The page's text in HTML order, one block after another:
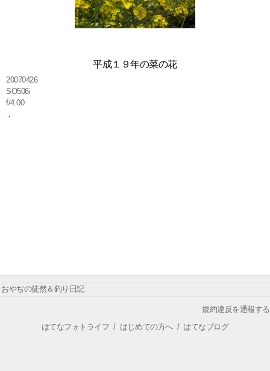
平成１９年の菜の花
20070426
SO506i
f/4.00
おやぢの徒然＆釣り日記
規約違反を通報する
はてなフォトライフ / はじめての方へ/ はてなブログ